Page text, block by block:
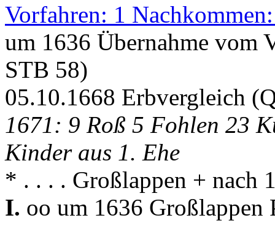
Vorfahren: 1
um 1636 Übernahme vom
STB 58)
05.10.1668 Erbvergleich
1671: 9 Roß 5 Fohlen 23
Kinder aus 1. Ehe
* . . . . Großlappen + nach
I. oo um 1636 Großlappen